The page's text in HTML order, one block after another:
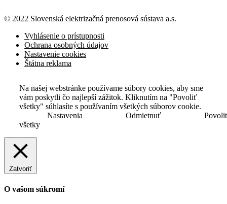
© 2022 Slovenská elektrizačná prenosová sústava a.s.
Vyhlásenie o prístupnosti
Ochrana osobných údajov
Nastavenie cookies
Štátna reklama
Na našej webstránke používame súbory cookies, aby sme
vám poskytli čo najlepší zážitok. Kliknutím na "Povoliť
všetky" súhlasíte s používaním všetkých súborov cookie.
Nastavenia
Odmietnuť
všetky
Zatvoriť
O vašom súkromí